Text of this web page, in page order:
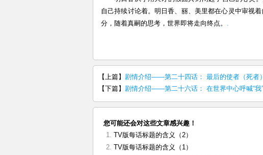
自己持续讨论着。明日香、丽、美里都在心灵中审视
分，随着真嗣的思考，世界即将走向终点。 .
【上篇】 剧情介绍——第二十四话： 最后的使者（死者）
【下篇】 剧情介绍——第二十六话： 在世界中心呼喊“我
您可能还会对这些文章感兴趣！
TV版每话标题的含义（2）
TV版每话标题的含义（1）